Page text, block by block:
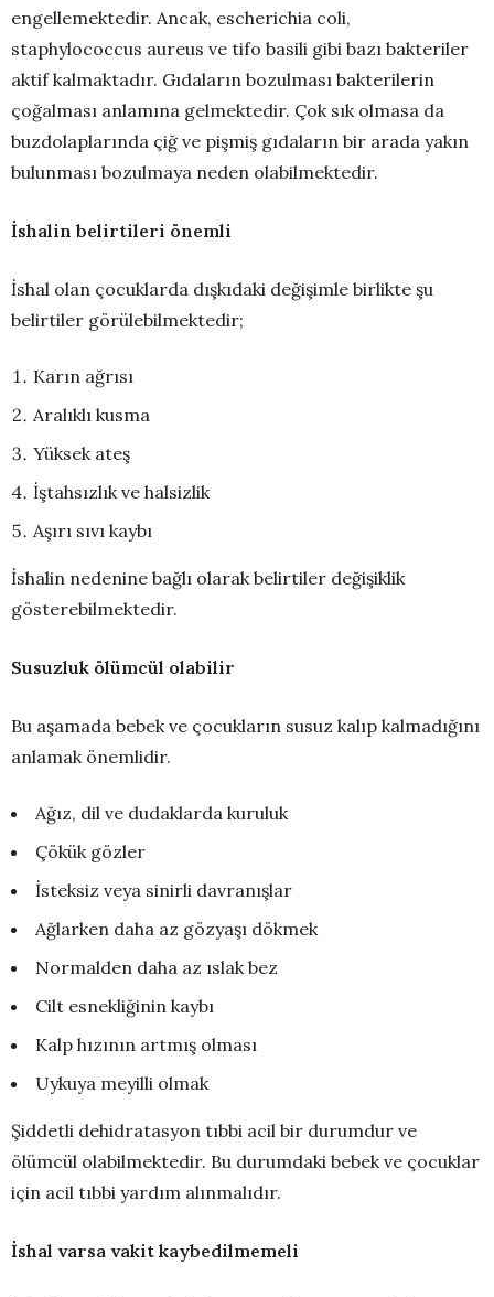
engellemektedir. Ancak, escherichia coli,
staphylococcus aureus ve tifo basili gibi bazı bakteriler
aktif kalmaktadır. Gıdaların bozulması bakterilerin
çoğalması anlamına gelmektedir. Çok sık olmasa da
buzdolaplarında çiğ ve pişmiş gıdaların bir arada yakın
bulunması bozulmaya neden olabilmektedir.
İshalin belirtileri önemli
İshal olan çocuklarda dışkıdaki değişimle birlikte şu
belirtiler görülebilmektedir;
Karın ağrısı
Aralıklı kusma
Yüksek ateş
İştahsızlık ve halsizlik
Aşırı sıvı kaybı
İshalin nedenine bağlı olarak belirtiler değişiklik
gösterebilmektedir.
Susuzluk ölümcül olabilir
Bu aşamada bebek ve çocukların susuz kalıp kalmadığını
anlamak önemlidir.
Ağız, dil ve dudaklarda kuruluk
Çökük gözler
İsteksiz veya sinirli davranışlar
Ağlarken daha az gözyaşı dökmek
Normalden daha az ıslak bez
Cilt esnekliğinin kaybı
Kalp hızının artmış olması
Uykuya meyilli olmak
Şiddetli dehidratasyon tıbbi acil bir durumdur ve
ölümcül olabilmektedir. Bu durumdaki bebek ve çocuklar
için acil tıbbi yardım alınmalıdır.
İshal varsa vakit kaybedilmemeli